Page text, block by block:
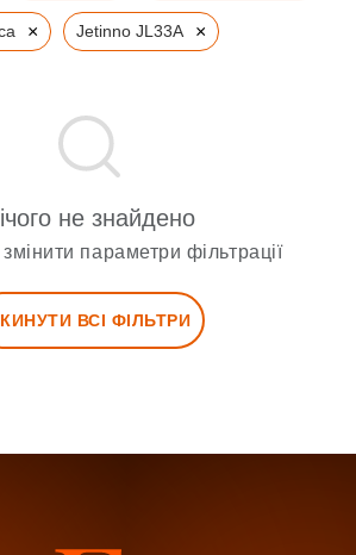
× Jetinno JL33A ×
не знайдено
параметри фільтрації
ВСІ ФІЛЬТРИ